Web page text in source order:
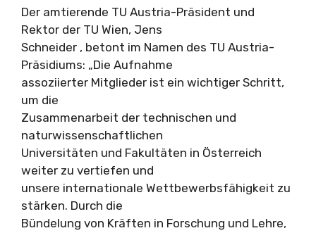
Der amtierende TU Austria-Präsident und
Rektor der TU Wien, Jens
Schneider , betont im Namen des TU Austria-
Präsidiums: „Die Aufnahme
assoziierter Mitglieder ist ein wichtiger Schritt,
um die
Zusammenarbeit der technischen und
naturwissenschaftlichen
Universitäten und Fakultäten in Österreich
weiter zu vertiefen und
unsere internationale Wettbewerbsfähigkeit zu
stärken. Durch die
Bündelung von Kräften in Forschung und Lehre,